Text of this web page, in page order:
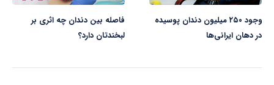
وجود ۲۵۰ میلیون دندان پوسیده
در دهان ایرانی‌ها
فاصله بین دندان چه اثری بر
لبخندتان دارد؟